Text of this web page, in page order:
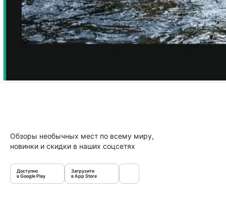
Обзоры необычных мест по всему миру,
новинки и скидки в наших соцсетях
Доступно
в Google Play
Загрузите
в App Store